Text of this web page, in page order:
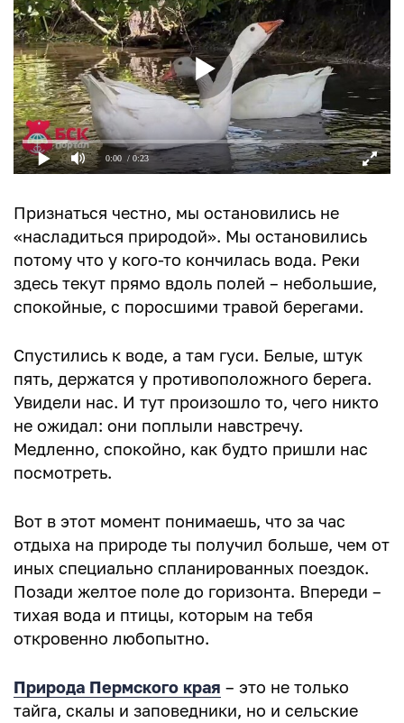
0:00 / 0:23
Признаться честно, мы остановились не
«насладиться природой». Мы остановились
потому что у кого-то кончилась вода. Реки
здесь текут прямо вдоль полей – небольшие,
спокойные, с поросшими травой берегами.
Спустились к воде, а там гуси. Белые, штук
пять, держатся у противоположного берега.
Увидели нас. И тут произошло то, чего никто
не ожидал: они поплыли навстречу.
Медленно, спокойно, как будто пришли нас
посмотреть.
Вот в этот момент понимаешь, что за час
отдыха на природе ты получил больше, чем от
иных специально спланированных поездок.
Позади желтое поле до горизонта. Впереди –
тихая вода и птицы, которым на тебя
откровенно любопытно.
Природа Пермского края – это не только
тайга, скалы и заповедники, но и сельские